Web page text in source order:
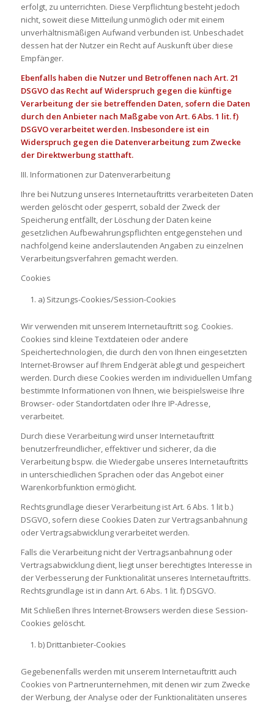
erfolgt, zu unterrichten. Diese Verpflichtung besteht jedoch
nicht, soweit diese Mitteilung unmöglich oder mit einem
unverhältnismäßigen Aufwand verbunden ist. Unbeschadet
dessen hat der Nutzer ein Recht auf Auskunft über diese
Empfänger.
Ebenfalls haben die Nutzer und Betroffenen nach Art. 21
DSGVO das Recht auf Widerspruch gegen die künftige
Verarbeitung der sie betreffenden Daten, sofern die Daten
durch den Anbieter nach Maßgabe von Art. 6 Abs. 1 lit. f)
DSGVO verarbeitet werden. Insbesondere ist ein
Widerspruch gegen die Datenverarbeitung zum Zwecke
der Direktwerbung statthaft.
III. Informationen zur Datenverarbeitung
Ihre bei Nutzung unseres Internetauftritts verarbeiteten Daten
werden gelöscht oder gesperrt, sobald der Zweck der
Speicherung entfällt, der Löschung der Daten keine
gesetzlichen Aufbewahrungspflichten entgegenstehen und
nachfolgend keine anderslautenden Angaben zu einzelnen
Verarbeitungsverfahren gemacht werden.
Cookies
a) Sitzungs-Cookies/Session-Cookies
Wir verwenden mit unserem Internetauftritt sog. Cookies.
Cookies sind kleine Textdateien oder andere
Speichertechnologien, die durch den von Ihnen eingesetzten
Internet-Browser auf Ihrem Endgerät ablegt und gespeichert
werden. Durch diese Cookies werden im individuellen Umfang
bestimmte Informationen von Ihnen, wie beispielsweise Ihre
Browser- oder Standortdaten oder Ihre IP-Adresse,
verarbeitet.
Durch diese Verarbeitung wird unser Internetauftritt
benutzerfreundlicher, effektiver und sicherer, da die
Verarbeitung bspw. die Wiedergabe unseres Internetauftritts
in unterschiedlichen Sprachen oder das Angebot einer
Warenkorbfunktion ermöglicht.
Rechtsgrundlage dieser Verarbeitung ist Art. 6 Abs. 1 lit b.)
DSGVO, sofern diese Cookies Daten zur Vertragsanbahnung
oder Vertragsabwicklung verarbeitet werden.
Falls die Verarbeitung nicht der Vertragsanbahnung oder
Vertragsabwicklung dient, liegt unser berechtigtes Interesse in
der Verbesserung der Funktionalität unseres Internetauftritts.
Rechtsgrundlage ist in dann Art. 6 Abs. 1 lit. f) DSGVO.
Mit Schließen Ihres Internet-Browsers werden diese Session-
Cookies gelöscht.
b) Drittanbieter-Cookies
Gegebenenfalls werden mit unserem Internetauftritt auch
Cookies von Partnerunternehmen, mit denen wir zum Zwecke
der Werbung, der Analyse oder der Funktionalitäten unseres